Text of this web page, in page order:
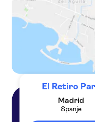
El Retiro
Madrid
Spanje